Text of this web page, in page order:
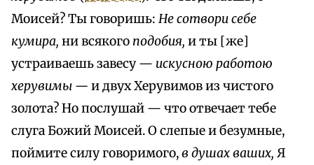
Моисей? Ты говоришь: Не сотвори себе
кумира, ни всякого подобия, и ты [же]
устраиваешь завесу — искусною работою
херувимы — и двух Херувимов из чистого
золота? Но послушай — что отвечает тебе
слуга Божий Моисей. О слепые и безумные,
поймите силу говоримого,в душах ваших, Я